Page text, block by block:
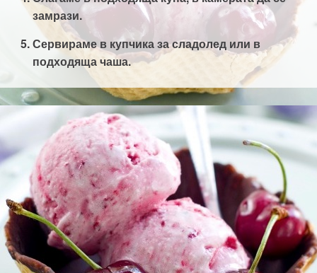
замрази.
Сервираме в купчика за сладолед или в
подходяща чаша.